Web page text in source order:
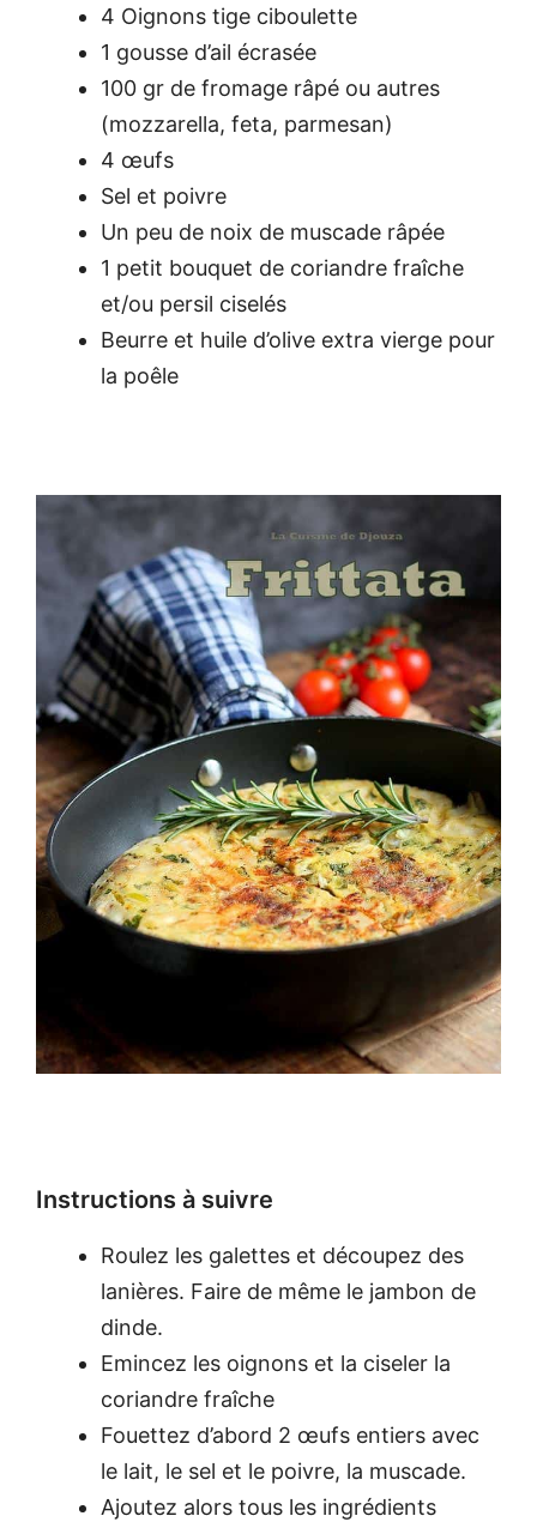
4 Oignons tige ciboulette
1 gousse d’ail écrasée
100 gr de fromage râpé ou autres
(mozzarella, feta, parmesan)
4 œufs
Sel et poivre
Un peu de noix de muscade râpée
1 petit bouquet de coriandre fraîche
et/ou persil ciselés
Beurre et huile d’olive extra vierge pour
la poêle
Instructions à suivre
Roulez les galettes et découpez des
lanières. Faire de même le jambon de
dinde.
Emincez les oignons et la ciseler la
coriandre fraîche
Fouettez d’abord 2 œufs entiers avec
le lait, le sel et le poivre, la muscade.
Ajoutez alors tous les ingrédients